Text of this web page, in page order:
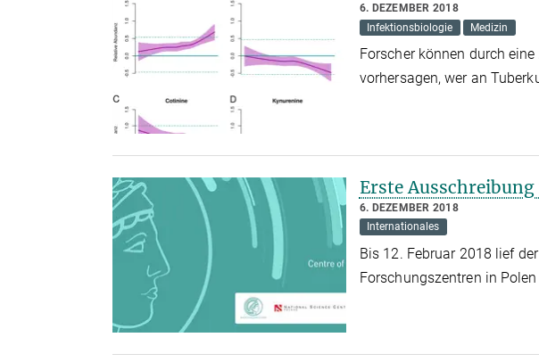
6. DEZEMBER 2018
Infektionsbiologie
Medizin
Forscher können durch
vorhersagen, wer an
Erste
6. DEZEMBER 2018
Internationales
Bis 12. Februar 2018 lief
Forschungszentren in Polen